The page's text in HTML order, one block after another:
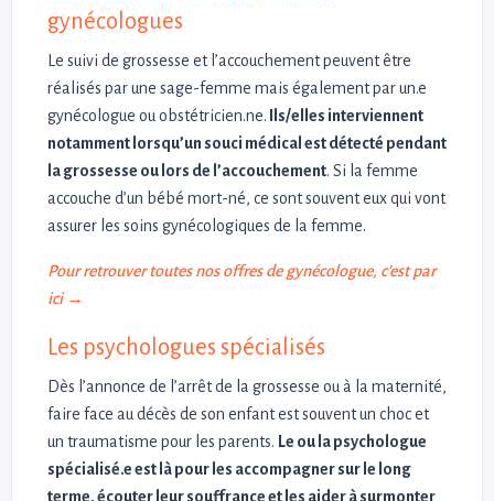
gynécologues
Le suivi de grossesse et l’accouchement peuvent être
réalisés par une sage-femme mais également par un.e
gynécologue ou obstétricien.ne. Ils/elles interviennent
notamment lorsqu’un souci médical est détecté pendant
la grossesse ou lors de l’accouchement. Si la femme
accouche d’un bébé mort-né, ce sont souvent eux qui vont
assurer les soins gynécologiques de la femme.
Pour retrouver toutes nos offres de gynécologue, c’est par
ici →
Les psychologues spécialisés
Dès l’annonce de l’arrêt de la grossesse ou à la maternité,
faire face au décès de son enfant est souvent un choc et
un traumatisme pour les parents. Le ou la psychologue
spécialisé.e est là pour les accompagner sur le long
terme, écouter leur souffrance et les aider à surmonter